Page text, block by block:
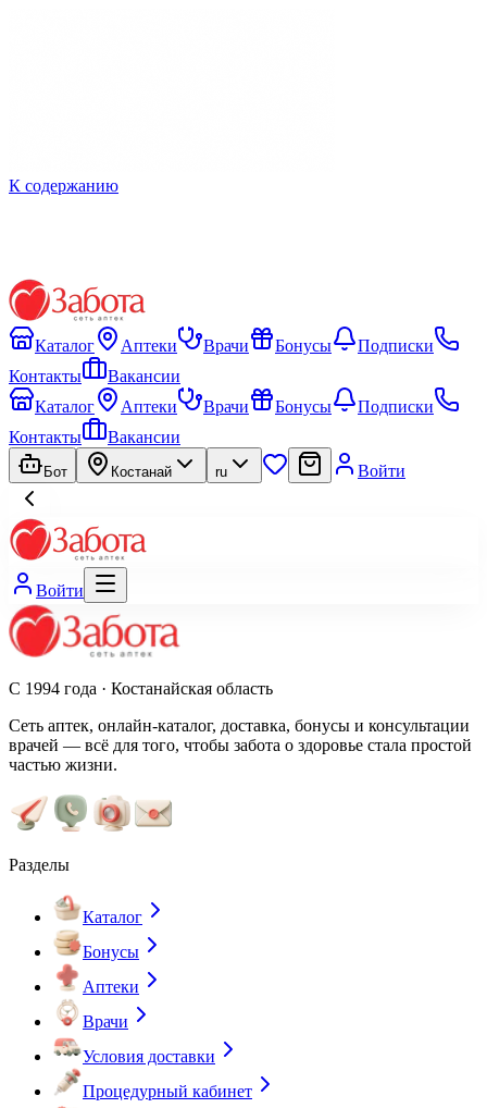
К содержанию
Каталог Аптеки Врачи Бонусы
Подписки
Контакты
Вакансии
Каталог
Аптеки Врачи Бонусы
Подписки
Контакты
Вакансии
Бот Костанай ru Войти
Войти
С 1994 года · Костанайская область
Сеть аптек, онлайн-каталог, доставка, бонусы и консультации
врачей — всё для того, чтобы забота о здоровье стала простой
частью жизни.
Разделы
Каталог
Бонусы
Аптеки
Врачи
Условия доставки
Процедурный кабинет